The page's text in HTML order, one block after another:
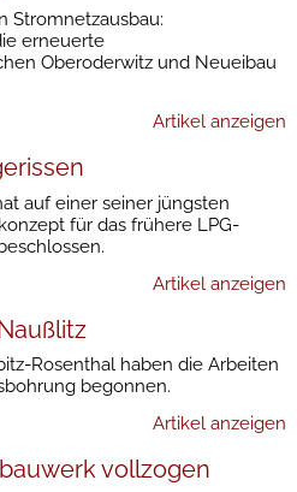
Stromnetzausbau:
erneuerte
Oberoderwitz und Neueibau
Artikel anzeigen
auf einer seiner jüngsten
für das frühere LPG-
Artikel anzeigen
Rosenthal haben die Arbeiten
begonnen.
Artikel anzeigen
vollzogen